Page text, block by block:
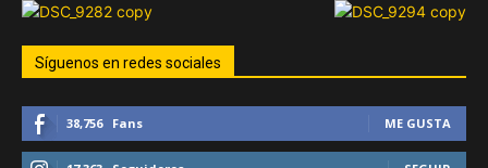
Síguenos en redes sociales
38,756 Fans ME GUSTA